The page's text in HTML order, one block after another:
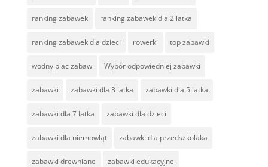
ranking zabawek ranking zabawek dla 2 latka
ranking zabawek dla dzieci rowerki top zabawki
wodny plac zabaw Wybór odpowiedniej zabawki
zabawki zabawki dla 3 latka zabawki dla 5 latka
zabawki dla 7 latka zabawki dla dzieci
zabawki dla niemowląt zabawki dla przedszkolaka
zabawki drewniane zabawki edukacyjne